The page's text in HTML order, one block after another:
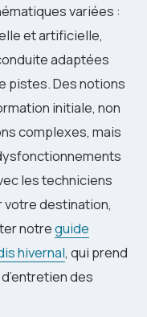
variées :
et artificielle,
adaptées
pistes. Des notions
initiale, non
complexes, mais
les techniciens
votre destination,
notreguide
hivernal, qui prend
des